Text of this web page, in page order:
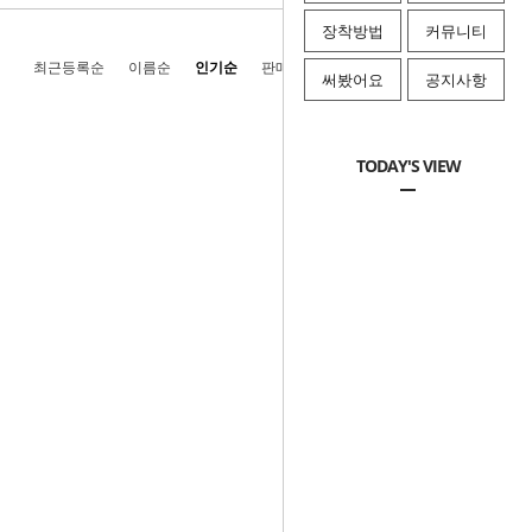
장착방법 커뮤니티
써봤어요 공지사항
TODAY'S VIEW
최근등록순 이름순 인기순 판매순